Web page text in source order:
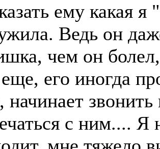
ему какая
Ведь он
чем он
его иногда
начинает
с ним.... Я